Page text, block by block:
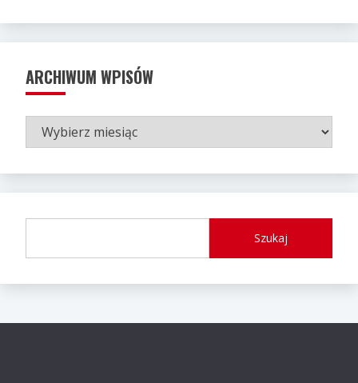
ARCHIWUM WPISÓW
ARCHIWUM
WPISÓW
Szukaj